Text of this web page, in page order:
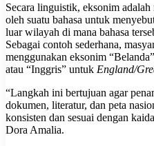
Secara linguistik, eksonim
oleh suatu bahasa untuk
luar wilayah di mana bahasa
Sebagai contoh sederhana,
menggunakan eksonim
atau “Inggris” untuk England/
“Langkah ini bertujuan agar
dokumen, literatur, dan peta
konsisten dan sesuai dengan
Dora Amalia.